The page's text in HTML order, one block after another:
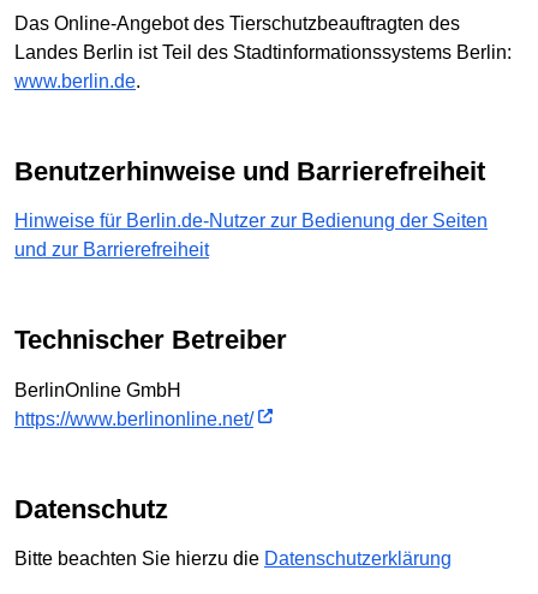
Das Online-Angebot des Tierschutzbeauftragten des
Landes Berlin ist Teil des Stadtinformationssystems Berlin:
www.berlin.de.
Benutzerhinweise und Barrierefreiheit
Hinweise für Berlin.de-Nutzer zur Bedienung der Seiten
und zur Barrierefreiheit
Technischer Betreiber
BerlinOnline GmbH
https://www.berlinonline.net/
Datenschutz
Bitte beachten Sie hierzu die Datenschutzerklärung